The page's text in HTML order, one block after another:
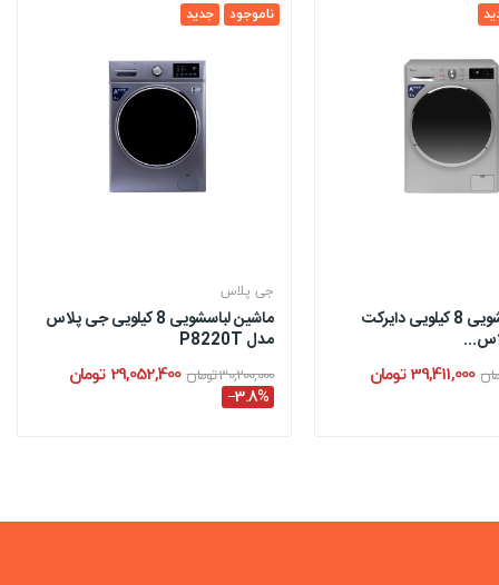
جدید ناموجود
جی پلاس
ماشین لباسشویی 8 کیلویی جی پلاس
مدل P8220T
30,200,000 تومان 29,052,400 تومان
‎−3.8%
ماشین لباسشویی 8 کیلویی دایرکت
39,411,000 تومان